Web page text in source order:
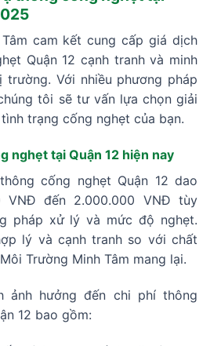
cam kết cung cấp giá dịch
Quận 12 cạnh tranh và minh
trường. Với nhiều phương pháp
tôi sẽ tư vấn lựa chọn giải
trạng cống nghẹt của bạn.
nghẹt tại Quận 12 hiện nay
cống nghẹt Quận 12 dao
VNĐ đến 2.000.000 VNĐ tùy
pháp xử lý và mức độ nghẹt.
lý và cạnh tranh so với chất
Trường Minh Tâm mang lại.
ảnh hưởng đến chi phí thông
12 bao gồm: